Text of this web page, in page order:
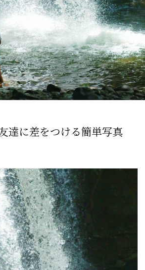
達に差をつける簡単写真